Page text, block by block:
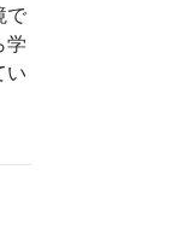
で
学
い